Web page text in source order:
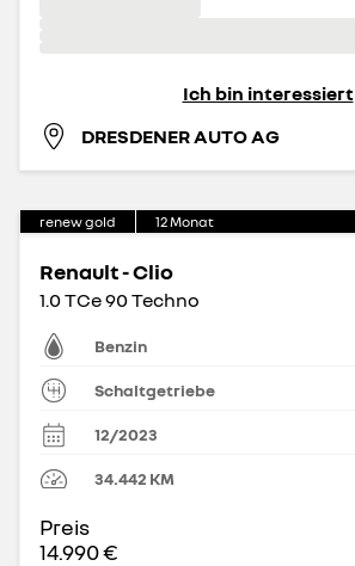
Ich bin interessiert
DRESDENER AUTO AG
renew gold 12Monat
Renault - Clio
1.0 TCe 90 Techno
Benzin
Schaltgetriebe
12/2023
34.442 KM
Preis
14.990 €